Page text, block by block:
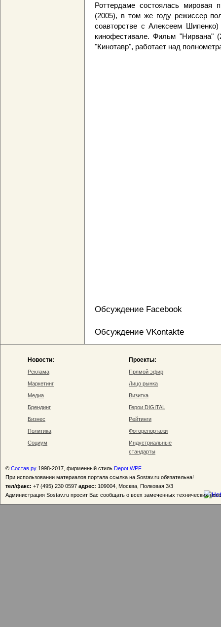
Роттердаме состоялась
(2005), в том же году режиссер
соавторстве с Алексеем
кинофестивале. Фильм "Нирвана"
"Кинотавр", работает над
Обсуждение Facebook
Обсуждение VKontakte
Новости:
Реклама
Маркетинг
Медиа
Брендинг
Бизнес
Политика
Социум
Проекты:
Прямой эфир
Лицо рынка
Визитка
Герои DIGITAL
Рейтинги
Фоторепортажи
Индустриальные
стандарты
© Состав.ру 1998-2017, фирменный стиль Depot WPF
При использовании материалов портала ссылка на Sostav.ru обязательна!
тел/факс: +7 (495) 230 0597 адрес: 109004, Москва, Полковая 3/3
Администрация Sostav.ru просит Вас сообщать о всех замеченных технических